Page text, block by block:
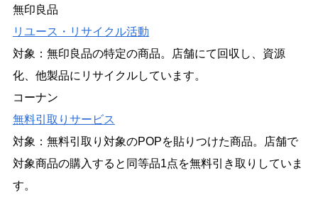
無印良品
リユース・リサイクル活動
対象：無印良品の特定の商品。店舗にて回収し、資源
化、他製品にリサイクルしています。
コーナン
無料引取りサービス
対象：無料引取り対象のPOPを貼りつけた商品。店舗で
対象商品の購入すると同等品1点を無料引き取りしていま
す。